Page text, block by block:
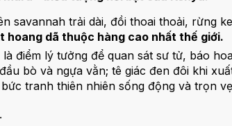
savannah trải dài, đồi thoai thoải, rừng
hoang dã thuộc hàng cao nhất thế giới.
điểm lý tưởng để quan sát sư tử, báo
bò và ngựa vằn; tê giác đen đôi khi
tranh thiên nhiên sống động và trọn